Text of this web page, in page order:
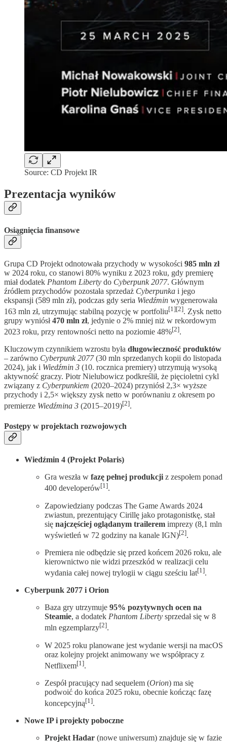
Source: CD Projekt IR
Prezentacja wyników
Osiągnięcia finansowe
Grupa CD Projekt odnotowała przychody w wysokości 985 mln zł
w 2024 roku, co stanowi 80% wyniku z 2023 roku, gdy premierę
miał dodatek Phantom Liberty do Cyberpunk 2077. Głównym
źródłem przychodów pozostała sprzedaż Cyberpunka i jego
ekspansji (589 mln zł), podczas gdy seria Wiedźmin wygenerowała
163 mln zł, utrzymując stabilną pozycję w portfoliu[1][2]. Zysk netto
grupy wyniósł470 mln zł, jedynie o 2% mniej niż w rekordowym
2023 roku, przy rentowności netto na poziomie 48%[2].
Kluczowym czynnikiem wzrostu była długowieczność produktów
– zarówno Cyberpunk 2077(30 mln sprzedanych kopii do listopada
2024), jak i Wiedźmin 3 (10. rocznica premiery) utrzymują wysoką
aktywność graczy. Piotr Nielubowicz podkreślił, że pięcioletni cykl
związany z Cyberpunkiem (2020–2024) przyniósł 2,3× wyższe
przychody i 2,5× większy zysk netto w porównaniu z okresem po
premierze Wiedźmina 3 (2015–2019)[2].
Postępy w projektach rozwojowych
Wiedźmin 4 (Projekt Polaris)
Gra weszła w fazę pełnej produkcji z zespołem ponad
400 developerów[1].
Zapowiedziany podczas The Game Awards 2024
zwiastun, prezentujący Cirillę jako protagonistkę, stał
się najczęściej oglądanym trailerem imprezy (8,1 mln
wyświetleń w 72 godziny na kanale IGN)[2].
Premiera nie odbędzie się przed końcem 2026 roku, ale
kierownictwo nie widzi przeszkód w realizacji celu
wydania całej nowej trylogii w ciągu sześciu lat[1].
Cyberpunk 2077 i Orion
Baza gry utrzymuje 95% pozytywnych ocen na
Steamie, a dodatek Phantom Liberty sprzedał się w 8
mln egzemplarzy[2].
W 2025 roku planowane jest wydanie wersji na macOS
oraz kolejny projekt animowany we współpracy z
Netflixem[1].
Zespół pracujący nad sequelem (Orion) ma się
podwoić do końca 2025 roku, obecnie kończąc fazę
koncepcyjną[1].
Nowe IP i projekty poboczne
Projekt Hadar (nowe uniwersum) znajduje się w fazie